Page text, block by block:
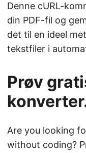
Denne cURL-
din PDF-fil og
det til en ideel
tekstfiler i
Prøv
Are you looking
without coding?